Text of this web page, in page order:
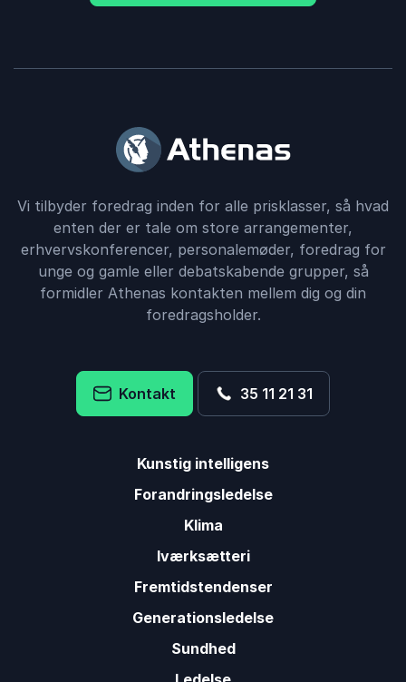
Vi tilbyder foredrag inden for alle prisklasser, så hvad
enten der er tale om store arrangementer,
erhvervskonferencer, personalemøder, foredrag for
unge og gamle eller debatskabende grupper, så
formidler Athenas kontakten mellem dig og din
foredragsholder.
Kontakt 35 11 21 31
Kunstig intelligens
Forandringsledelse
Klima
Iværksætteri
Fremtidstendenser
Generationsledelse
Sundhed